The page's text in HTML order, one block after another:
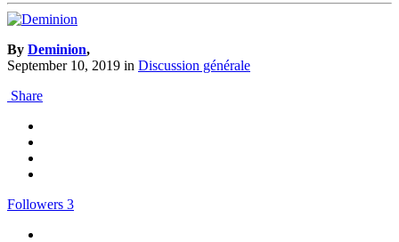
By Deminion,
September 10, 2019 in Discussion générale
Share
Followers 3